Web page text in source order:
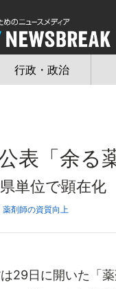
行政・政治
表「余る
単位で顕在化
薬剤師の資質向上
29日に開いた「